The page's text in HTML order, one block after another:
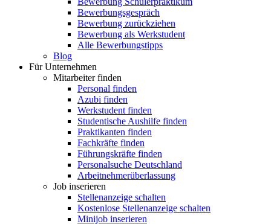
Bewerbungsgespräch
Bewerbung zurückziehen
Bewerbung als Werkstudent
Alle Bewerbungstipps
Blog
Für Unternehmen
Mitarbeiter finden
Personal finden
Azubi finden
Werkstudent finden
Studentische Aushilfe finden
Praktikanten finden
Fachkräfte finden
Führungskräfte finden
Personalsuche Deutschland
Arbeitnehmerüberlassung
Job inserieren
Stellenanzeige schalten
Kostenlose Stellenanzeige schalten
Minijob inserieren